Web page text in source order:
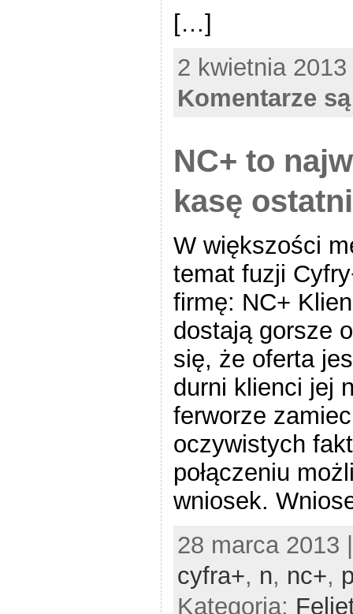
[…]
2 kwietnia
Komentarze
NC+ to
kasę
W większości
temat fuzji
firmę: NC+
dostają gorsze
się, że oferta
durni klienci jej
ferworze
oczywistych
połączeniu
wniosek.
28 marca 2013
cyfra+, n, nc+,
Kategoria: